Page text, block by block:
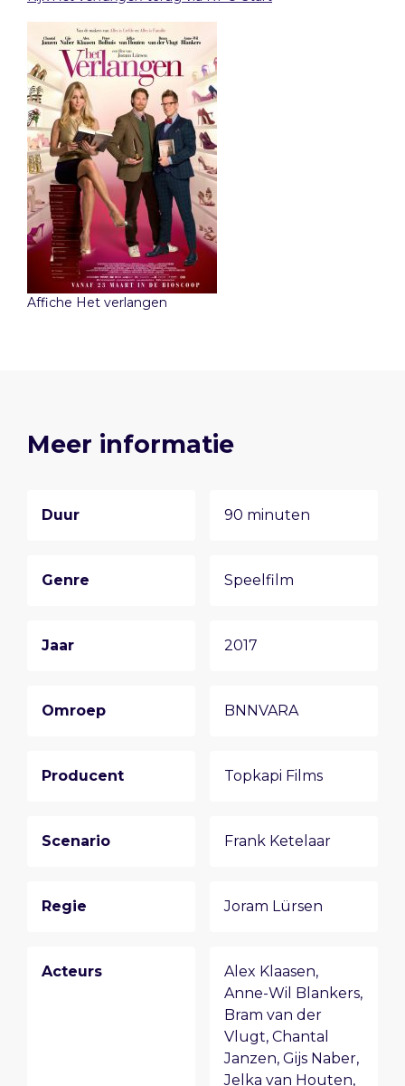
Affiche Het verlangen
Meer informatie
Duur 90 minuten
Genre Speelfilm
Jaar 2017
Omroep BNNVARA
Producent Topkapi Films
Scenario Frank Ketelaar
Regie Joram Lürsen
Acteurs Alex Klaasen,
Anne-Wil Blankers,
Bram van der
Vlugt, Chantal
Janzen, Gijs Naber,
Jelka van Houten,